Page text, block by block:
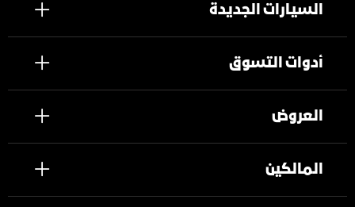
السيارات الجديدة
أدوات التسوق
العروض
المالكين